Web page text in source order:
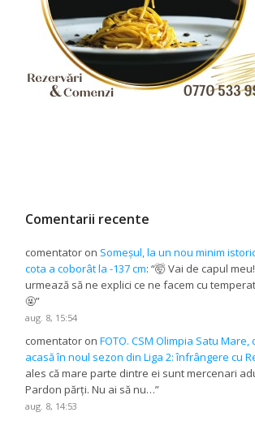
Comentarii recente
comentator on Someșul, la un nou minim
cota a coborât la -137 cm: “🤯 Vai de capul
urmează să ne explici ce ne facem cu
🤬”
aug. 8, 15:54
comentator onFOTO. CSM Olimpia Satu
acasă în noul sezon din Liga 2: înfrângere cu
ales că mare parte dintre ei sunt mercenari
Pardon părți. Nu ai să nu…”
aug. 8, 14:53